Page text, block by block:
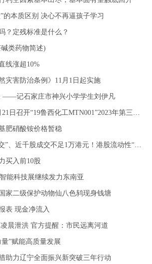
的本质区别 决心不再逼孩子学习
？定残标准是什么？
类药物简述)
线涨超10%
灾害防治条例》11月1日起实施
——记石家庄市神兴小学学生刘伊凡
农业银行：拟于9月21日召开“19鲁西化工MTN001”2023年第三次债券持有人会议
肥硝酸铵价格暂稳
窘！超700股“零成交”、近千股成交不足1万港元！港股流动性“极寒”待解
买入前10股
能科技展继续发力东南亚
家二级保护动物仙八色鸫现身钱塘
表 现金净流入
晨泄洪 官方提醒：市民远离河道
”赋能高质量发展
助力辽宁全面振兴新突破三年行动